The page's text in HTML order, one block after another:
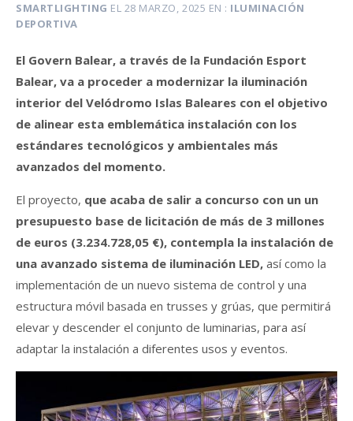
SMARTLIGHTING EL 28 MARZO, 2025 EN
ILUMINACIÓN
DEPORTIVA
El Govern Balear, a través de la Fundación Esport
Balear, va a proceder a modernizar la iluminación
interior del Velódromo Islas Baleares con el objetivo
de alinear esta emblemática instalación con los
estándares tecnológicos y ambientales más
avanzados del momento.
El proyecto, que acaba de salir a concurso con un un
presupuesto base de licitación de más de 3 millones
de euros (3.234.728,05 €), contempla la instalación de
una avanzado sistema de iluminación LED, así como la
implementación de un nuevo sistema de control y una
estructura móvil basada en trusses y grúas, que permitirá
elevar y descender el conjunto de luminarias, para así
adaptar la instalación a diferentes usos y eventos.